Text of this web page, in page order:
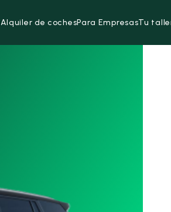
Alquiler de cochesPara EmpresasTu